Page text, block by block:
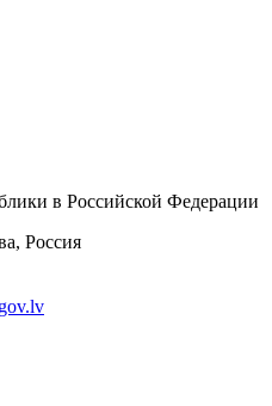
в Российской Федерации
Россия